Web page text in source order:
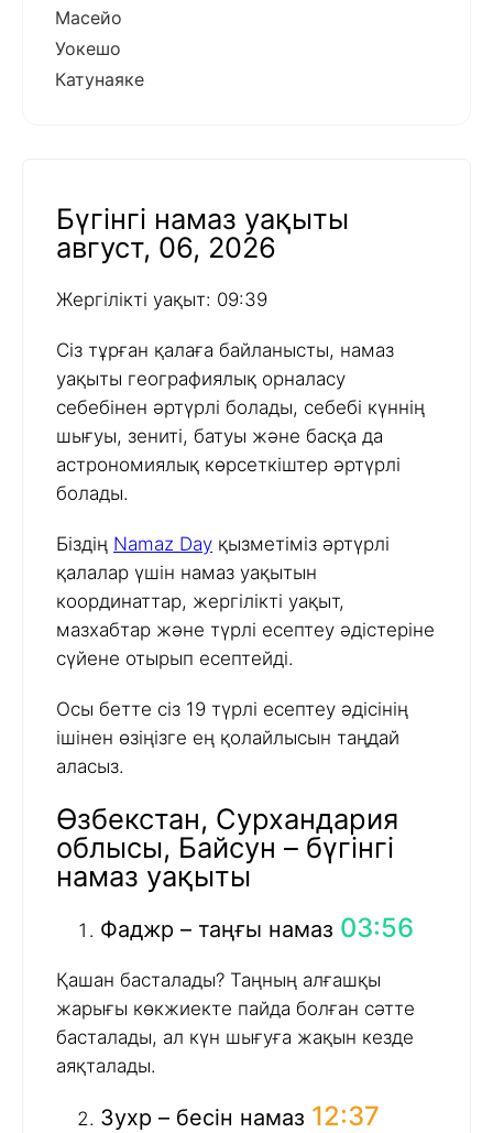
Масейо
Уокешо
Катунаяке
Бүгінгі намаз уақыты
август, 06, 2026
Жергілікті уақыт: 09:39
Сіз тұрған қалаға байланысты, намаз
уақыты географиялық орналасу
себебінен әртүрлі болады, себебі күннің
шығуы, зениті, батуы және басқа да
астрономиялық көрсеткіштер әртүрлі
болады.
Біздің Namaz Day қызметіміз әртүрлі
қалалар үшін намаз уақытын
координаттар, жергілікті уақыт,
мазхабтар және түрлі есептеу әдістеріне
сүйене отырып есептейді.
Осы бетте сіз 19 түрлі есептеу әдісінің
ішінен өзіңізге ең қолайлысын таңдай
аласыз.
Өзбекстан, Сурхандария
облысы, Байсун – бүгінгі
намаз уақыты
Фаджр – таңғы намаз 03:56
Қашан басталады? Таңның алғашқы
жарығы көкжиекте пайда болған сәтте
басталады, ал күн шығуға жақын кезде
аяқталады.
Зухр – бесін намаз 12:37